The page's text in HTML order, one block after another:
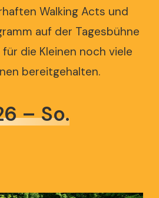
Walking Acts und
auf der Tagesbühne
die Kleinen noch viele
bereitgehalten.
– So.